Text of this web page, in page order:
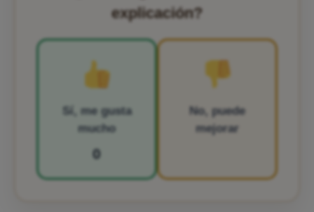
explicación?
Sí, me gusta
mucho
0
No, puede
mejorar